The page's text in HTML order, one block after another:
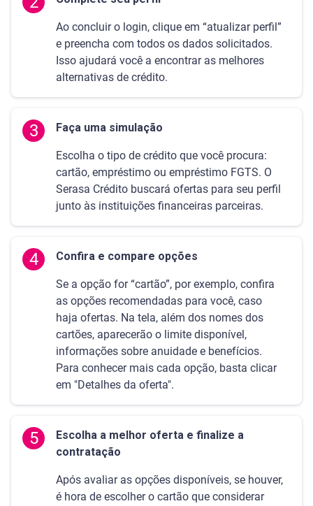
Ao concluir o login, clique em “atualizar perfil”
e preencha com todos os dados solicitados.
Isso ajudará você a encontrar as melhores
alternativas de crédito.
3 Faça uma simulação
Escolha o tipo de crédito que você procura:
cartão, empréstimo ou empréstimo FGTS. O
Serasa Crédito buscará ofertas para seu perfil
junto às instituições financeiras parceiras.
4 Confira e compare opções
Se a opção for “cartão”, por exemplo, confira
as opções recomendadas para você, caso
haja ofertas. Na tela, além dos nomes dos
cartões, aparecerão o limite disponível,
informações sobre anuidade e benefícios.
Para conhecer mais cada opção, basta clicar
em "Detalhes da oferta".
5
Escolha a melhor oferta e finalize a
contratação
Após avaliar as opções disponíveis, se houver,
é hora de escolher o cartão que considerar